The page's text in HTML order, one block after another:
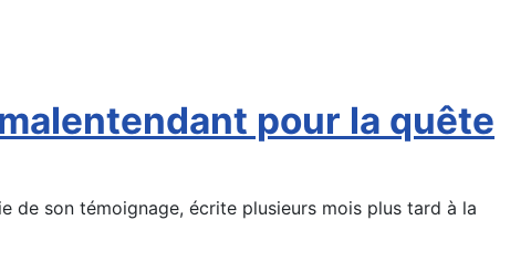
pour la quête
de son témoignage, écrite plusieurs mois plus tard à la